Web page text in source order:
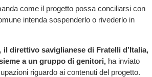
come il progetto possa conciliarsi con
intenda sospenderlo o rivederlo in
il direttivo saviglianese di Fratelli d’Italia,
a un gruppo di genitori, ha inviato
riguardo ai contenuti del progetto.